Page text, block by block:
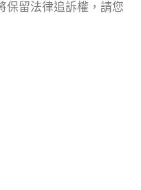
保留法律追訴權，請您